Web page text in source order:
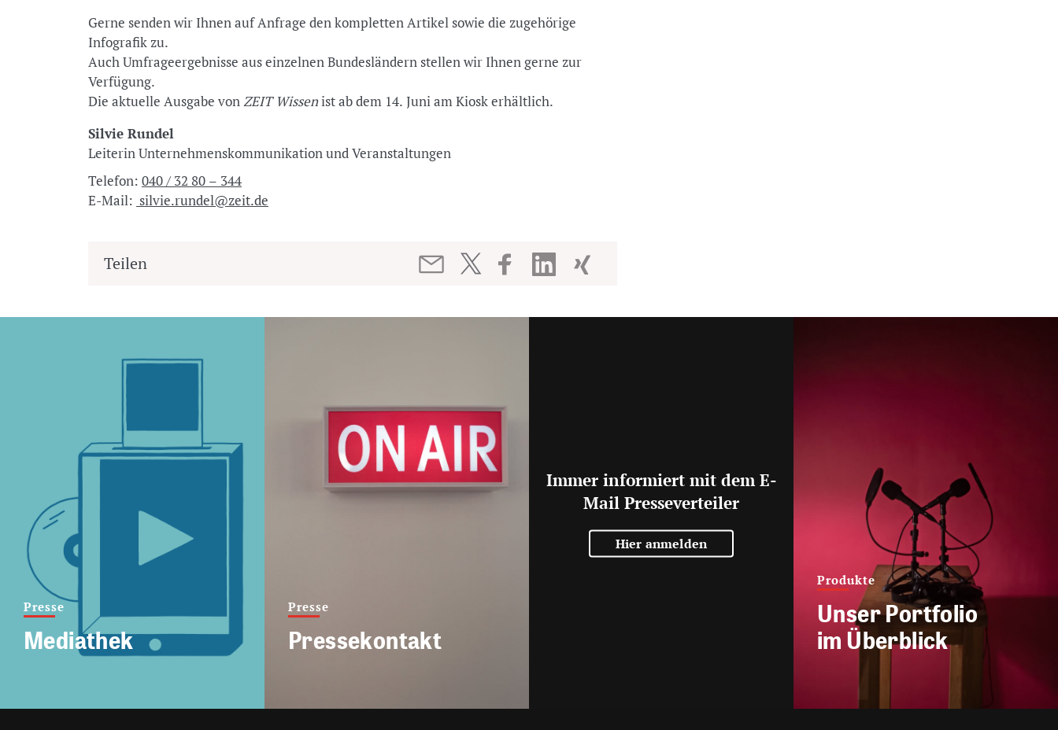
Gerne senden wir Ihnen auf Anfrage den kompletten Artikel sowie die zugehörige
Infografik zu.
Auch Umfrageergebnisse aus einzelnen Bundesländern stellen wir Ihnen gerne zur
Verfügung.
Die aktuelle Ausgabe vonZEIT Wissenist ab dem 14. Juni am Kiosk erhältlich.
Silvie Rundel
Leiterin Unternehmenskommunikation und Veranstaltungen
Telefon: 040 / 32 80 – 344
E-Mail: silvie.rundel@zeit.de
Teilen
Presse
Mediathek
Presse
Pressekontakt
Immer informiert mit dem E-
Mail Presseverteiler
Hier anmelden
Produkte
Unser Portfolio
im Überblick